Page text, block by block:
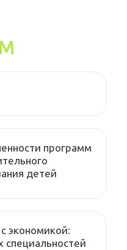
программ
детей
экономикой:
специальностей